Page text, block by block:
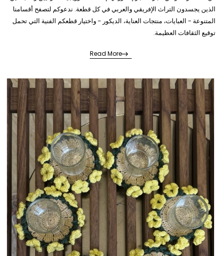
الذين يجسدون التراث الإفريقي والعربي في كل قطعة. ندعوكم لتصفح أقسامنا
المتنوعة - العبايات، منتجات العناية، الديكور - واختيار قطعكم الفنية التي تحمل
توقيع الثقافات العظيمة.
Read More